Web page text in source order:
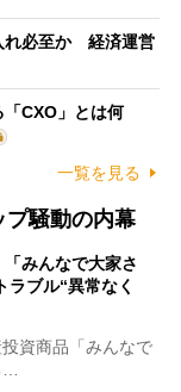
れ必至か 経済運営
CXO」とは何
一覧を見る
プ騒動の内幕
「みんなで大家さ
ラブル“異常なく
資商品「みんなで